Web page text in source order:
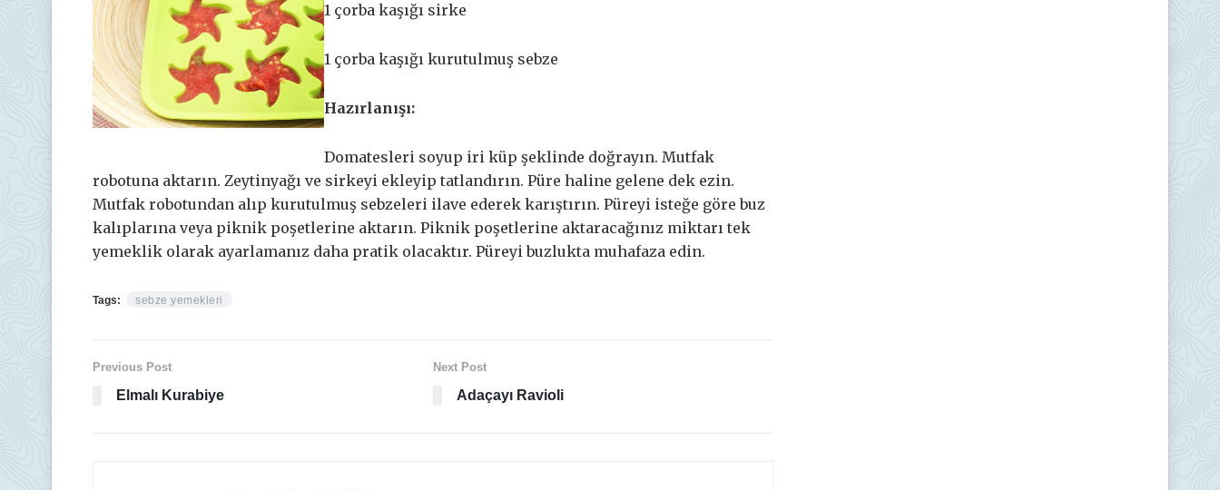
1 çorba kaşığı sirke
1 çorba kaşığı kurutulmuş sebze
Hazırlanışı:
Domatesleri soyup iri küp şeklinde doğrayın. Mutfak
robotuna aktarın. Zeytinyağı ve sirkeyi ekleyip tatlandırın. Püre haline gelene dek ezin.
Mutfak robotundan alıp kurutulmuş sebzeleri ilave ederek karıştırın. Püreyi isteğe göre buz
kalıplarına veya piknik poşetlerine aktarın. Piknik poşetlerine aktaracağınız miktarı tek
yemeklik olarak ayarlamanız daha pratik olacaktır. Püreyi buzlukta muhafaza edin.
Tags: sebze yemekleri
Previous Post
Elmalı Kurabiye
Next Post
Adaçayı Ravioli